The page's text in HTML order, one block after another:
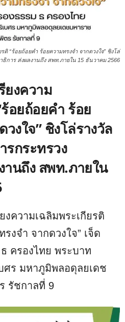
ติ “ร้อยถ้อยคำ ร้อยความทรงจำ จากดวงใจ” ชิงโล่
ธิการ ส่งผลงานถึง สพท.ภายใน 15 ธันวาคม 2566
ยงความ
อยถ้อยคำ ร้อย
งใจ” ชิงโล่รางวัล
รกระทรวง
านถึง สพท.ภายใน
ความเฉลิมพระเกียรติ
งจำ จากดวงใจ” เจ็ด
ครองไทย พระบาท
ศร มหาภูมิพลอดุลยเดช
รัชกาลที่ 9